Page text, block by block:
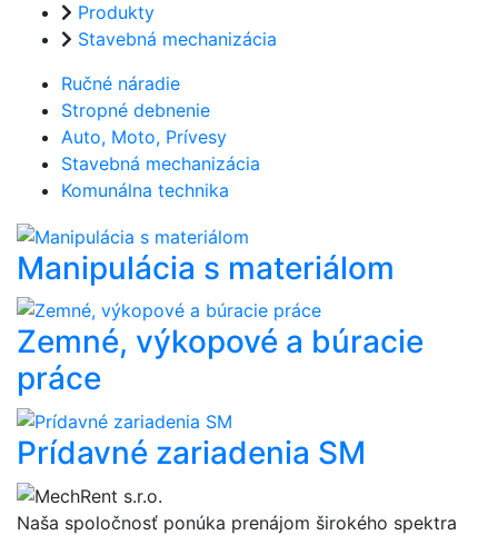
Produkty
Stavebná mechanizácia
Ručné náradie
Stropné debnenie
Auto, Moto, Prívesy
Stavebná mechanizácia
Komunálna technika
Manipulácia s materiálom
Zemné, výkopové a búracie
práce
Prídavné zariadenia SM
Naša spoločnosť ponúka prenájom širokého spektra